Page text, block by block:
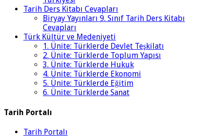
Tarih Ders Kitabı Cevapları
Biryay Yayınları 9. Sınıf Tarih Ders Kitabı
Cevapları
Türk Kültür ve Medeniyeti
1. Ünite: Türklerde Devlet Teşkilatı
2. Ünite: Türklerde Toplum Yapısı
3. Ünite: Türklerde Hukuk
4. Ünite: Türklerde Ekonomi
5. Ünite: Türklerde Eğitim
6. Ünite: Türklerde Sanat
Tarih Portalı
Tarih Portalı